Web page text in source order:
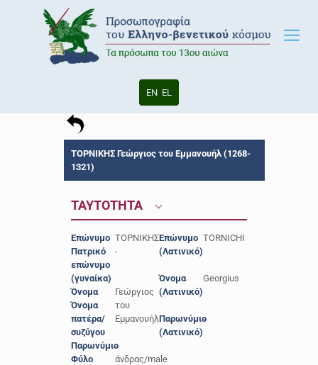
EN EL
ΤΟΡΝΙΚΗΣ Γεώργιος του Εμμανουήλ (1268-
1321)
ΤΑΥΤΟΤΗΤΑ
Επώνυμο ΤΟΡΝΙΚΗΣ
Πατρικό
επώνυμο
(γυναίκα)
-
Όνομα
Γεώργιος
Όνομα
πατέρα/
συζύγου
του
Εμμανουήλ
Παρωνύμιο
-
Φύλο
άνδρας/male
Επώνυμο
(Λατινικό)
TORNICHI
Όνομα
(Λατινικό)
Georgius
Παρωνύμιο
(Λατινικό)
-